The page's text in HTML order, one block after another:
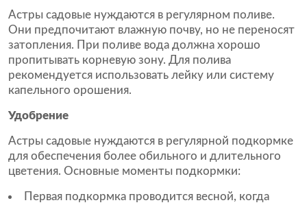
Астры садовые нуждаются в регулярном поливе.
Они предпочитают влажную почву, но не переносят
затопления. При поливе вода должна хорошо
пропитывать корневую зону. Для полива
рекомендуется использовать лейку или систему
капельного орошения.
Удобрение
Астры садовые нуждаются в регулярной подкормке
для обеспечения более обильного и длительного
цветения. Основные моменты подкормки:
Первая подкормка проводится весной, когда